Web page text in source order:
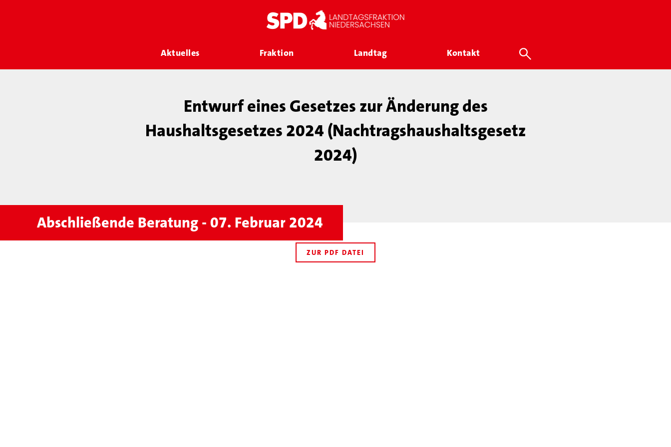
Aktuelles Fraktion Landtag Kontakt
Entwurf eines Gesetzes zur Änderung des
Haushaltsgesetzes 2024 (Nachtragshaushaltsgesetz
2024)
Abschließende Beratung - 07. Februar 2024
ZUR PDF DATEI